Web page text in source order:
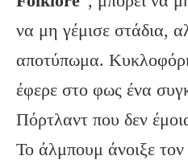
να μη γέμισε στάδια,
αποτύπωμα.
έφερε στο φως ένα
Πόρτλαντ που δεν
Το άλμπουμ άνοιξε